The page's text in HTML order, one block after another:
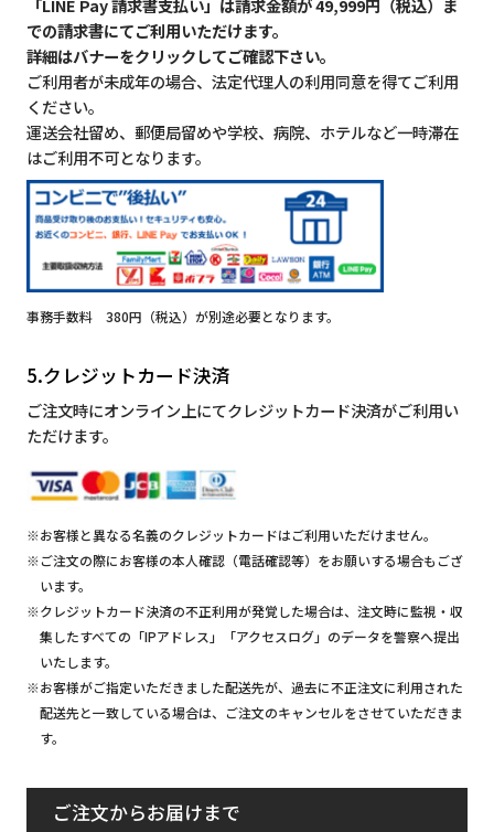
「LINE Pay 請求書支払い」は請求金額が 49,999円（税込）ま
での請求書にてご利用いただけます。
詳細はバナーをクリックしてご確認下さい。
ご利用者が未成年の場合、法定代理人の利用同意を得てご利用
ください。
運送会社留め、郵便局留めや学校、病院、ホテルなど一時滞在
はご利用不可となります。
事務手数料 380円（税込）が別途必要となります。
5.クレジットカード決済
ご注文時にオンライン上にてクレジットカード決済がご利用い
ただけます。
※お客様と異なる名義のクレジットカードはご利用いただけません。
※ご注文の際にお客様の本人確認（電話確認等）をお願いする場合もござ
います。
※クレジットカード決済の不正利用が発覚した場合は、注文時に監視・収
集したすべての「IPアドレス」「アクセスログ」のデータを警察へ提出
いたします。
※お客様がご指定いただきました配送先が、過去に不正注文に利用された
配送先と一致している場合は、ご注文のキャンセルをさせていただきま
す。
ご注文からお届けまで